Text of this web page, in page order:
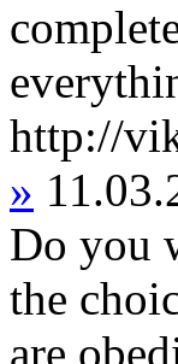
http://
»
Do you
the
are